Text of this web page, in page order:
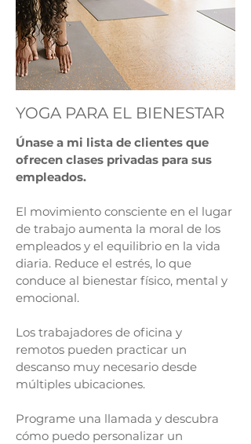
YOGA PARA EL BIENESTAR
Únase a mi lista de clientes que
ofrecen clases privadas para sus
empleados.
El movimiento consciente en el lugar
de trabajo aumenta la moral de los
empleados y el equilibrio en la vida
diaria. Reduce el estrés, lo que
conduce al bienestar físico, mental y
emocional.
Los trabajadores de oficina y
remotos pueden practicar un
descanso muy necesario desde
múltiples ubicaciones.
Programe una llamada y descubra
cómo puedo personalizar un